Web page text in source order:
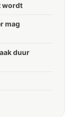
wordt
mag
duur